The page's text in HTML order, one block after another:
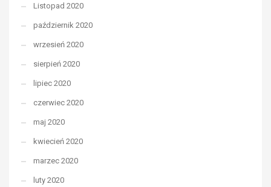
Listopad 2020
październik 2020
wrzesień 2020
sierpień 2020
lipiec 2020
czerwiec 2020
maj 2020
kwiecień 2020
marzec 2020
luty 2020